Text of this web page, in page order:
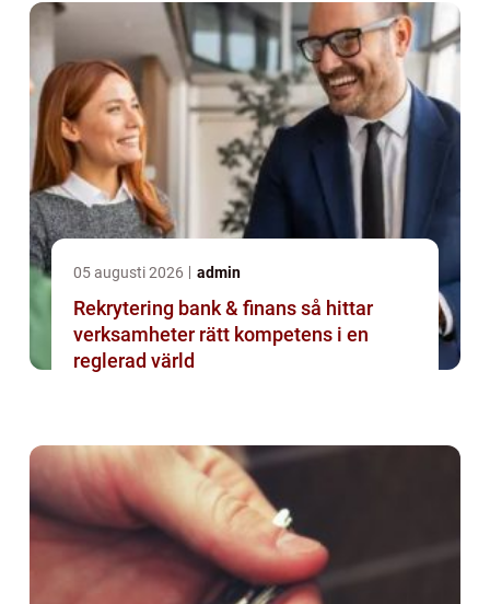
05 augusti 2026 admin
Rekrytering bank & finans så hittar
verksamheter rätt kompetens i en
reglerad värld